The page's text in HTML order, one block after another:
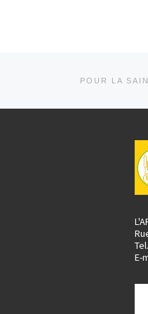
RETOUR À LA LISTE DES
E-